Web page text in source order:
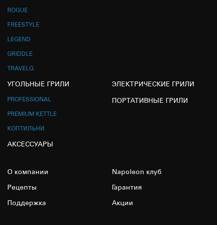
ROGUE
FREESTYLE
LEGEND
GRIDDLE
TRAVELQ
УГОЛЬНЫЕ ГРИЛИ
PROFESSIONAL
PREMIUM KETTLE
КОПТИЛЬНИ
ЭЛЕКТРИЧЕСКИЕ ГРИЛИ
ПОРТАТИВНЫЕ ГРИЛИ
АКСЕССУАРЫ
О компании Napoleon клуб
Рецепты Гарантия
Поддержка Акции